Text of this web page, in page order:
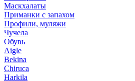
Маскхалаты
Приманки с запахом
Профили, муляжи
Чучела
Обувь
Aigle
Bekina
Chiruсa
Harkila